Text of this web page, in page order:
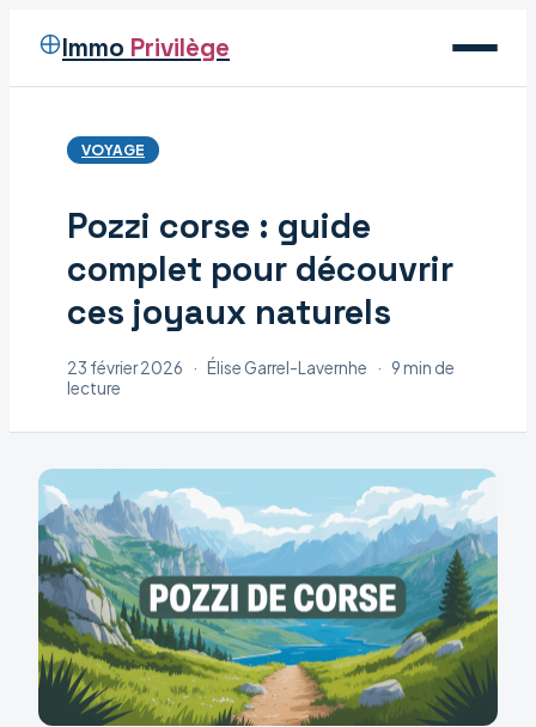
Immo Privilège
Voyage
Maison
VOYAGE
Pozzi corse : guide
complet pour découvrir
ces joyaux naturels
23 février 2026 · Élise Garrel-Lavernhe · 9 min de
lecture